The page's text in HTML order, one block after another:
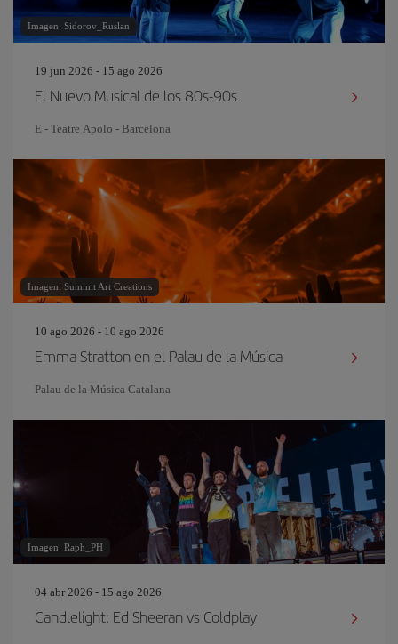
Imagen: Sidorov_Ruslan
19 jun 2026 - 15 ago 2026
El Nuevo Musical de los 80s-90s
E - Teatre Apolo - Barcelona
Imagen: Summit Art Creations
10 ago 2026 - 10 ago 2026
Emma Stratton en el Palau de la Música
Palau de la Música Catalana
Imagen: Raph_PH
04 abr 2026 - 15 ago 2026
Candlelight: Ed Sheeran vs Coldplay